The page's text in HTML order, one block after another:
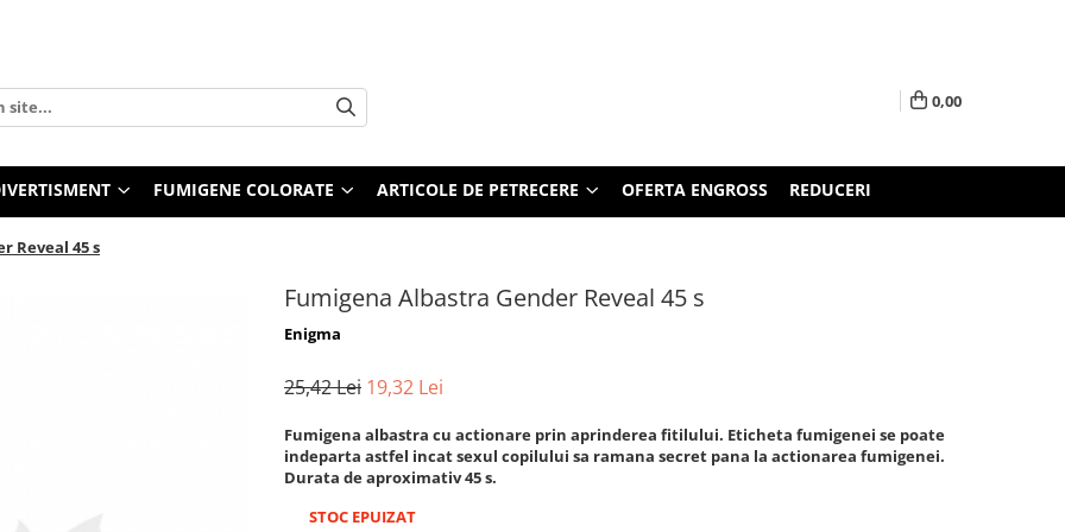
0,00
FUMIGENE COLORATE ARTICOLE DE PETRECERE OFERTA ENGROSS REDUCERI
Reveal 45 s
Fumigena Albastra Gender Reveal 45 s
Enigma
25,42 Lei 19,32 Lei
Fumigena albastra cu actionare prin aprinderea fitilului. Eticheta fumigenei se poate
indeparta astfel incat sexul copilului sa ramana secret pana la actionarea fumigenei.
Durata de aproximativ 45 s.
STOC EPUIZAT